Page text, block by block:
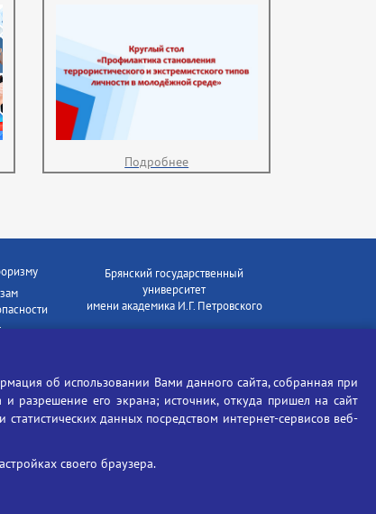
Подробнее
Брянский государственный
университет
имени академика И.Г. Петровского
Телефон: +7(4832)58-90-85
об использовании Вами данного сайта, собранная при
разрешение его экрана; источник, откуда пришел на сайт
данных посредством интернет-сервисов веб-
своего браузера.